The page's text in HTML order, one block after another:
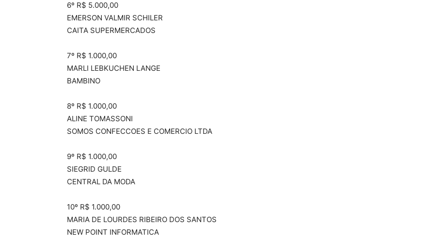
6º R$ 5.000,00
EMERSON VALMIR SCHILER
CAITA SUPERMERCADOS
7º R$ 1.000,00
MARLI LEBKUCHEN LANGE
BAMBINO
8º R$ 1.000,00
ALINE TOMASSONI
SOMOS CONFECCOES E COMERCIO LTDA
9º R$ 1.000,00
SIEGRID GULDE
CENTRAL DA MODA
10º R$ 1.000,00
MARIA DE LOURDES RIBEIRO DOS SANTOS
NEW POINT INFORMATICA